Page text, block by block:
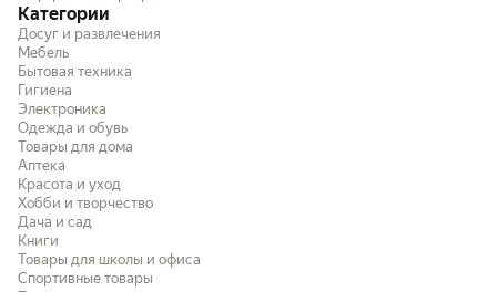
Категории
Досуг и развлечения
Мебель
Бытовая техника
Гигиена
Электроника
Одежда и обувь
Товары для дома
Аптека
Красота и уход
Хобби и творчество
Дача и сад
Книги
Товары для школы и офиса
Спортивные товары